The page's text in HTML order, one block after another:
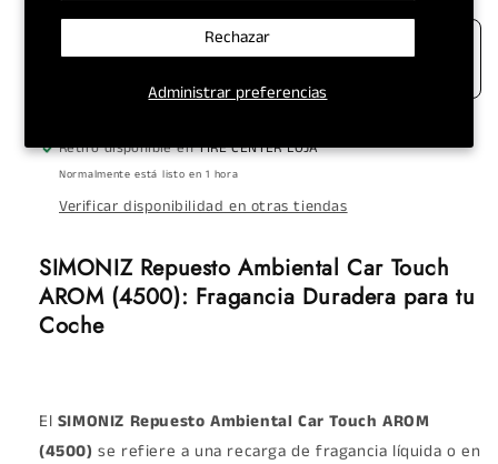
Administrar preferencias
Rechazar
Retiro disponible enTIRE CENTER LOJA
Normalmente está listo en 1 hora
Verificar disponibilidad en otras tiendas
SIMONIZ Repuesto Ambiental Car Touch
AROM (4500): Fragancia Duradera para tu
Coche
El SIMONIZ Repuesto Ambiental Car Touch AROM
(4500) se refiere a una recarga de fragancia líquida o en